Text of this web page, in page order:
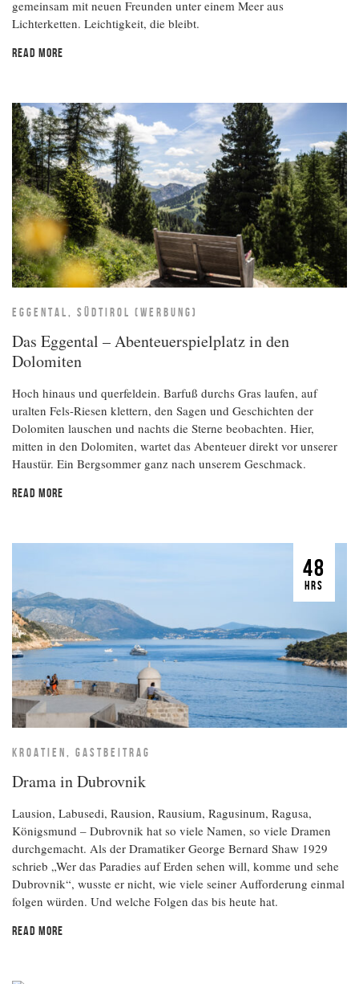
gemeinsam mit neuen Freunden unter einem Meer aus
Lichterketten. Leichtigkeit, die bleibt.
READ MORE
EGGENTAL, SÜDTIROL (WERBUNG)
Das Eggental – Abenteuerspielplatz in den
Dolomiten
Hoch hinaus und querfeldein. Barfuß durchs Gras laufen, auf
uralten Fels-Riesen klettern, den Sagen und Geschichten der
Dolomiten lauschen und nachts die Sterne beobachten. Hier,
mitten in den Dolomiten, wartet das Abenteuer direkt vor unserer
Haustür. Ein Bergsommer ganz nach unserem Geschmack.
READ MORE
48
HRS
KROATIEN, GASTBEITRAG
Drama in Dubrovnik
Lausion, Labusedi, Rausion, Rausium, Ragusinum, Ragusa,
Königsmund – Dubrovnik hat so viele Namen, so viele Dramen
durchgemacht. Als der Dramatiker George Bernard Shaw 1929
schrieb „Wer das Paradies auf Erden sehen will, komme und sehe
Dubrovnik“, wusste er nicht, wie viele seiner Aufforderung einmal
folgen würden. Und welche Folgen das bis heute hat.
READ MORE